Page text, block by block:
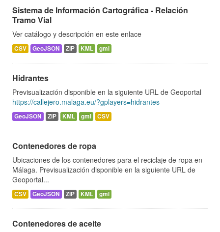
Sistema de Información Cartográfica - Relación
Tramo Vial
Ver catálogo y descripción en este enlace
CSV GeoJSON ZIP KML gml
Hidrantes
Previsualización disponible en la siguiente URL de Geoportal
https://callejero.malaga.eu/?gplayers=hidrantes
GeoJSON ZIP KML gml CSV
Contenedores de ropa
Ubicaciones de los contenedores para el reciclaje de ropa en
Málaga. Previsualización disponible en la siguiente URL de
Geoportal...
CSV GeoJSON ZIP KML gml
Contenedores de aceite